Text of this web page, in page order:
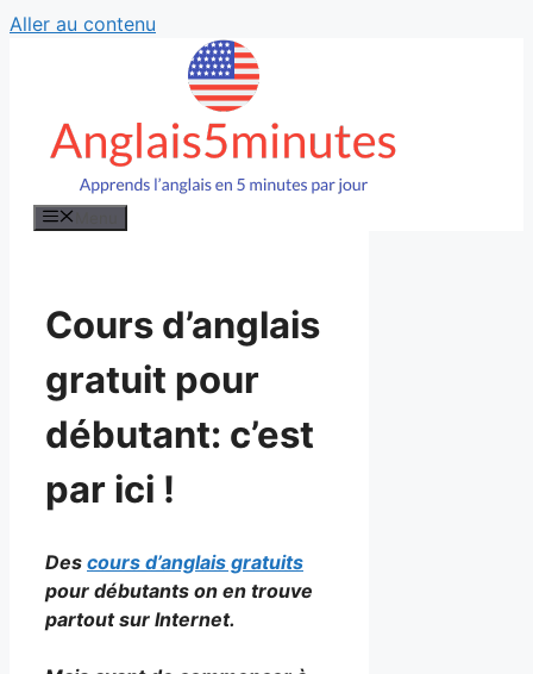
Aller au contenu
Cours d’anglais
gratuit pour
débutant: c’est
par ici !
Des cours d’anglais gratuits
pour débutants on en trouve
partout sur Internet.